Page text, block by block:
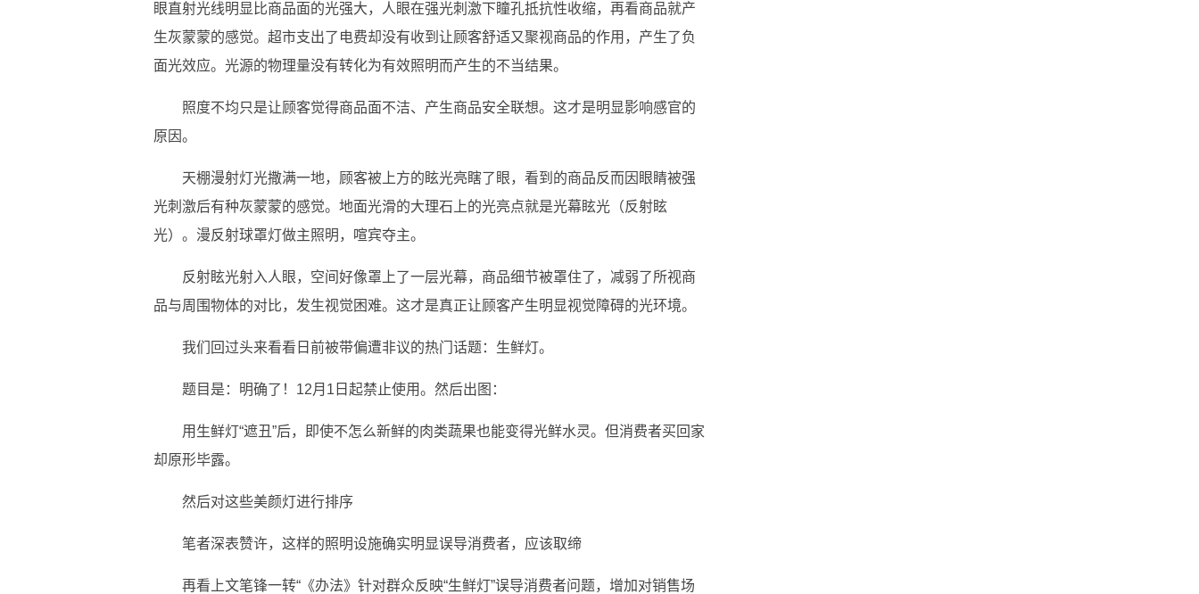
眼直射光线明显比商品面的光强大，人眼在强光刺激下瞳孔抵抗性收缩，再看商品就产
生灰蒙蒙的感觉。超市支出了电费却没有收到让顾客舒适又聚视商品的作用，产生了负
面光效应。光源的物理量没有转化为有效照明而产生的不当结果。
照度不均只是让顾客觉得商品面不洁、产生商品安全联想。这才是明显影响感官的
原因。
天棚漫射灯光撒满一地，顾客被上方的眩光亮瞎了眼，看到的商品反而因眼睛被强
光刺激后有种灰蒙蒙的感觉。地面光滑的大理石上的光亮点就是光幕眩光（反射眩
光）。漫反射球罩灯做主照明，喧宾夺主。
反射眩光射入人眼，空间好像罩上了一层光幕，商品细节被罩住了，减弱了所视商
品与周围物体的对比，发生视觉困难。这才是真正让顾客产生明显视觉障碍的光环境。
我们回过头来看看日前被带偏遭非议的热门话题：生鲜灯。
题目是：明确了！12月1日起禁止使用。然后出图：
用生鲜灯“遮丑”后，即使不怎么新鲜的肉类蔬果也能变得光鲜水灵。但消费者买回家
却原形毕露。
然后对这些美颜灯进行排序
笔者深表赞许，这样的照明设施确实明显误导消费者，应该取缔
再看上文笔锋一转“《办法》针对群众反映“生鲜灯”误导消费者问题，增加对销售场